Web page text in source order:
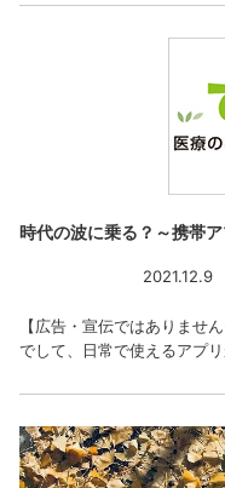
時代の波に乗る？～携帯ア
2021.12.9
【広告・宣伝ではありま
でして、日常で使えるアプ